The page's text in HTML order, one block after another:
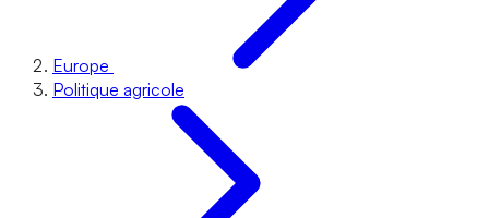
Europe
Politique agricole